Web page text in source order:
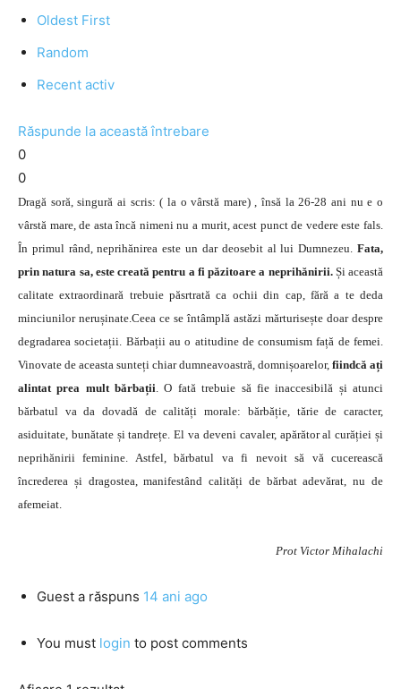
Oldest First
Random
Recent activ
Răspunde la această întrebare
0
0
Dragă soră, singură ai scris: ( la o vârstă mare) , însă la 26-28 ani nu e o
vârstă mare, de asta încă nimeni nu a murit, acest punct de vedere este fals.
În primul rând, neprihănirea este un dar deosebit al lui Dumnezeu. Fata,
prin natura sa, este creată pentru a fi păzitoare a neprihănirii.Și această
ca­litate extraordinară trebuie păsrtrată ca ochii din cap, fără a te deda
minciunilor nerușinate.Ceea ce se întâmplă astăzi mărturisește doar despre
degradarea societații. Bărbații au o atitudine de consumism față de femei.
Vinovate de aceasta sunteți chiar dumneavoastră, domnișoarelor, fiindcă ați
alintat prea mult bărbații. O fată trebuie să fie inaccesibilă și atunci
bărbatul va da dovadă de calități morale: bărbăție, tărie de caracter,
asiduitate, bunătate și tandrețe. El va deveni cavaler, apărător al curăției și
neprihănirii fe­minine. Astfel, bărbatul va fi nevoit să vă cucerească
încrederea și dragostea, manifestând calități de bărbat adevărat, nu de
afemeiat.
Prot Victor Mihalachi
Guest a răspuns 14 ani ago
You must login to post comments